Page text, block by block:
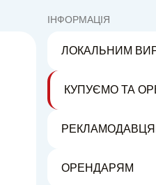
ІНФОРМАЦІЯ
ЛОКАЛЬНИМ
КУПУЄМО ТА
ОРЕНДАРЯМ